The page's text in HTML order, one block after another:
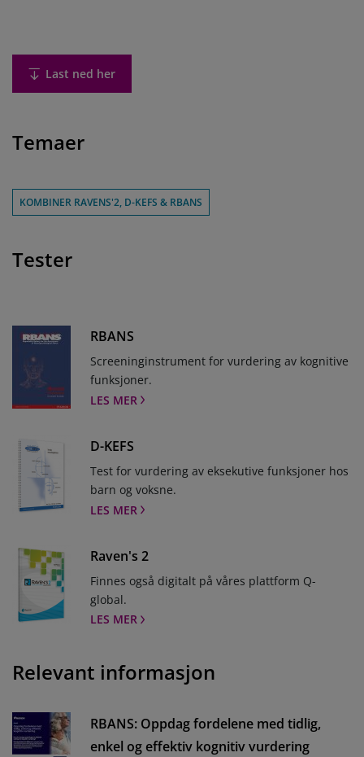
Last ned her
Temaer
KOMBINER RAVENS'2, D-KEFS & RBANS
Tester
RBANS
Screeninginstrument for vurdering av kognitive
funksjoner.
LES MER
D-KEFS
Test for vurdering av eksekutive funksjoner hos
barn og voksne.
LES MER
Raven's 2
Finnes også digitalt på våres plattform Q-
global.
LES MER
Relevant informasjon
RBANS: Oppdag fordelene med tidlig,
enkel og effektiv kognitiv vurdering